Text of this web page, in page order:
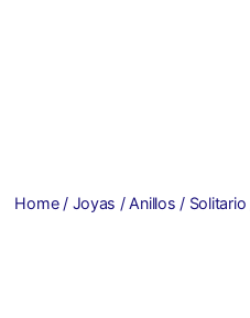
Home/ Joyas /Anillos / Solitario